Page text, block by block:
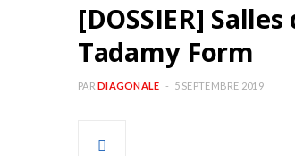
[DOSSIER]
Tadamy Form
PAR DIAGONALE 5 SEPTEMBRE 2019